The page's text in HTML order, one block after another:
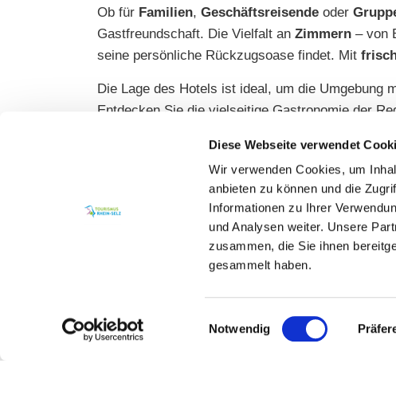
Diese Webseite verwendet
Wir verwenden Cookies, um
anbieten zu können und die
Informationen zu Ihrer
und Analysen weiter. Unsere
zusammen, die Sie ihnen
gesammelt haben.
Einwilligungsauswahl
Notwendig
Ob für Familien, Geschäftsreisende oder
Gastfreundschaft. Die Vielfalt an Zimmern – von
seine persönliche Rückzugsoase findet. Mit
Die Lage des Hotels ist ideal, um die Umgebung
Entdecken Sie die vielseitige Gastronomie der
Umfangreiche Freizeitmöglichkeiten in der Nähe
Eigenes Restaurant mit regionalen Köstlichkeiten